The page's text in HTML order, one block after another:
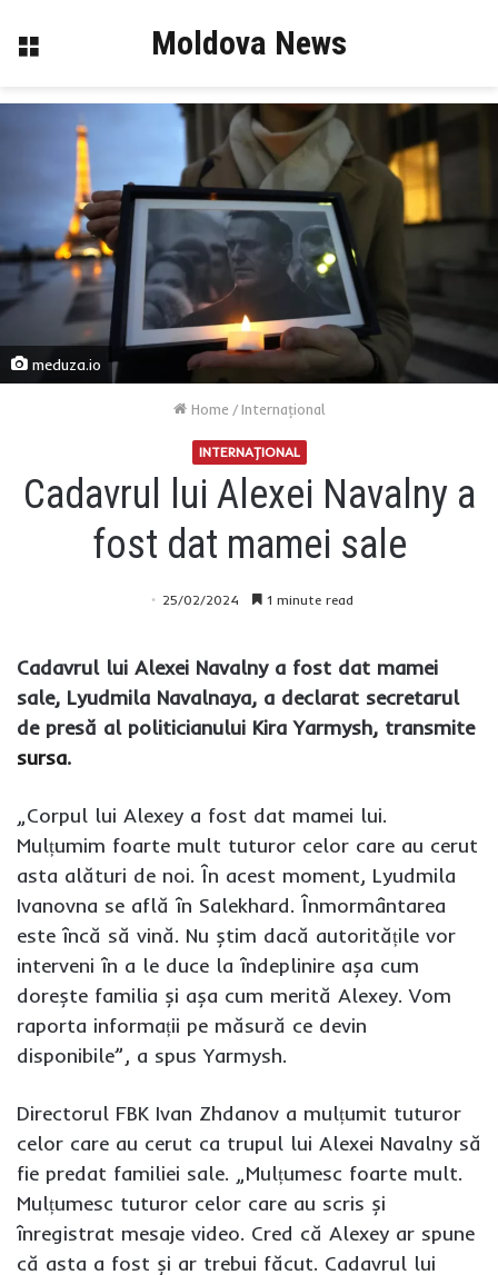
Menu Moldova News
meduza.io
Home / Internaţional
INTERNAŢIONAL
Cadavrul lui Alexei Navalny a
fost dat mamei sale
25/02/2024 1 minute read
Cadavrul lui Alexei Navalny a fost dat mamei
sale, Lyudmila Navalnaya, a declarat secretarul
de presă al politicianului Kira Yarmysh, transmite
sursa.
„Corpul lui Alexey a fost dat mamei lui.
Mulțumim foarte mult tuturor celor care au cerut
asta alături de noi. În acest moment, Lyudmila
Ivanovna se află în Salekhard. Înmormântarea
este încă să vină. Nu știm dacă autoritățile vor
interveni în a le duce la îndeplinire așa cum
dorește familia și așa cum merită Alexey. Vom
raporta informații pe măsură ce devin
disponibile”, a spus Yarmysh.
Directorul FBK Ivan Zhdanov a mulțumit tuturor
celor care au cerut ca trupul lui Alexei Navalny să
fie predat familiei sale. „Mulțumesc foarte mult.
Mulțumesc tuturor celor care au scris și
înregistrat mesaje video. Cred că Alexey ar spune
că asta a fost și ar trebui făcut. Cadavrul lui